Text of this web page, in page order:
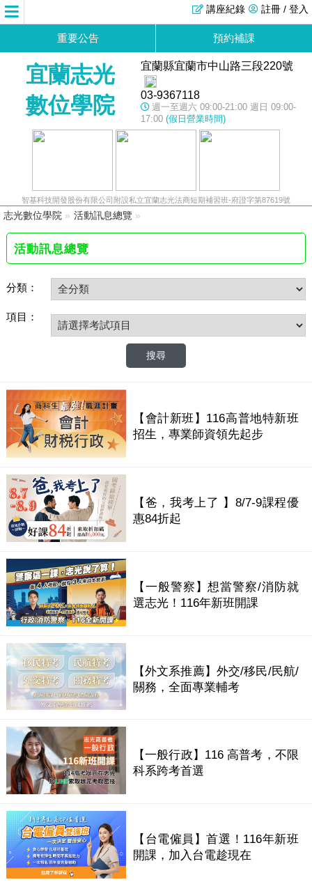
註冊 / 登入
講座紀錄
重要公告 預約補課
宜蘭志光
數位學院
宜蘭縣宜蘭市中山路三段220號
03-9367118
週一至週六 09:00-21:00 週日 09:00-
17:00 (假日營業時間)
智基科技開發股份有限公司附設私立宜蘭志光法商短期補習班-府證字第87619號
志光數位學院 » 活動訊息總覽 »
活動訊息總覽
分類：
項目：
【會計新班】116高普地特新班
招生，專業師資領先起步
【爸，我考上了 】8/7-9課程優
惠84折起
【一般警察】想當警察/消防就
選志光！116年新班開課
【外文系推薦】外交/移民/民航/
關務，全面專業輔考
【一般行政】116 高普考，不限
科系跨考首選
【台電僱員】首選！116年新班
開課，加入台電趁現在